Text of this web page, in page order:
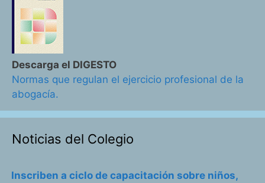
Descarga el DIGESTO
Normas que regulan el ejercicio profesional de la
abogacía.
Noticias del Colegio
Inscriben a ciclo de capacitación sobre niños,